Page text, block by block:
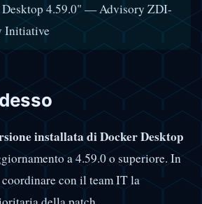
4.59.0" — Advisory ZDI-
Initiative
installata di Docker Desktop
a 4.59.0 o superiore. In
con il team IT la